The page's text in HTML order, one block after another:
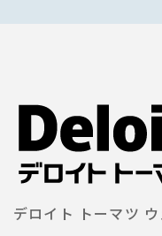
デロイト トーマツ